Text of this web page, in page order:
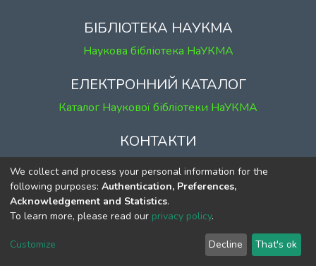
БІБЛІОТЕКА НАУКМА
Наукова бібліотека НаУКМА
ЕЛЕКТРОННИЙ КАТАЛОГ
Каталог Наукової бібліотеки НаУКМА
КОНТАКТИ
м. Київ, вул. Григорія Сковороди, 2
к. 1, к. 120
тел. (044) 463-69-31
ekmair@ukma.edu.ua
We collect and process your personal information for the
following purposes: Authentication, Preferences,
Acknowledgement and Statistics.
To learn more, please read our privacy policy.
Customize Decline That's ok